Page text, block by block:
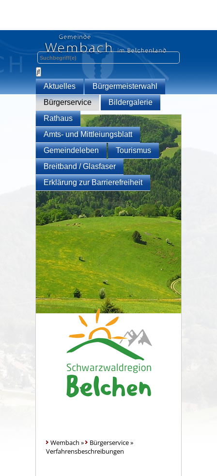
Aktuelles
Bürgermeisterwahl
Bürgerservice
Bildergalerie
Rathaus
Amts- und Mittleiungsblatt
Gemeindeleben
Tourismus
Breitband / Glasfaser
Erklärung zur Barrierefreiheit
Wembach » Bürgerservice»
Verfahrensbeschreibungen